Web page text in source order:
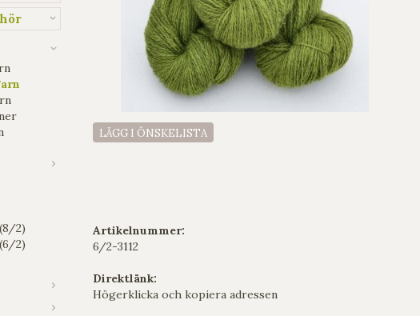
2)
2)
LÄGG I ÖNSKELISTA
Artikelnummer:
6/2-3112
Direktlänk:
Högerklicka och kopiera adressen